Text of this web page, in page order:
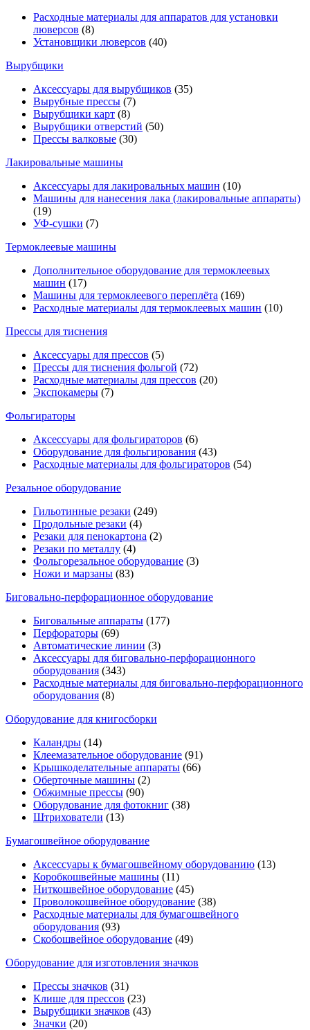
Расходные материалы для аппаратов для установки
люверсов (8)
Установщики люверсов (40)
Вырубщики
Аксессуары для вырубщиков (35)
Вырубные прессы (7)
Вырубщики карт (8)
Вырубщики отверстий (50)
Прессы валковые (30)
Лакировальные машины
Аксессуары для лакировальных машин (10)
Машины для нанесения лака (лакировальные аппараты)
(19)
УФ-сушки (7)
Термоклеевые машины
Дополнительное оборудование для термоклеевых
машин (17)
Машины для термоклеевого переплёта (169)
Расходные материалы для термоклеевых машин (10)
Прессы для тиснения
Аксессуары для прессов (5)
Прессы для тиснения фольгой (72)
Расходные материалы для прессов (20)
Экспокамеры (7)
Фольгираторы
Аксессуары для фольгираторов (6)
Оборудование для фольгирования (43)
Расходные материалы для фольгираторов (54)
Резальное оборудование
Гильотинные резаки (249)
Продольные резаки (4)
Резаки для пенокартона (2)
Резаки по металлу (4)
Фольгорезальное оборудование (3)
Ножи и марзаны (83)
Биговально-перфорационное оборудование
Биговальные аппараты (177)
Перфораторы (69)
Автоматические линии (3)
Аксессуары для биговально-перфорационного
оборудования (343)
Расходные материалы для биговально-перфорационного
оборудования (8)
Оборудование для книгосборки
Каландры (14)
Клеемазательное оборудование (91)
Крышкоделательные аппараты (66)
Оберточные машины (2)
Обжимные прессы (90)
Оборудование для фотокниг (38)
Штрихователи (13)
Бумагошвейное оборудование
Аксессуары к бумагошвейному оборудованию (13)
Коробкошвейные машины (11)
Ниткошвейное оборудование (45)
Проволокошвейное оборудование (38)
Расходные материалы для бумагошвейного
оборудования (93)
Скобошвейное оборудование (49)
Оборудование для изготовления значков
Прессы значков (31)
Клише для прессов (23)
Вырубщики значков (43)
Значки (20)